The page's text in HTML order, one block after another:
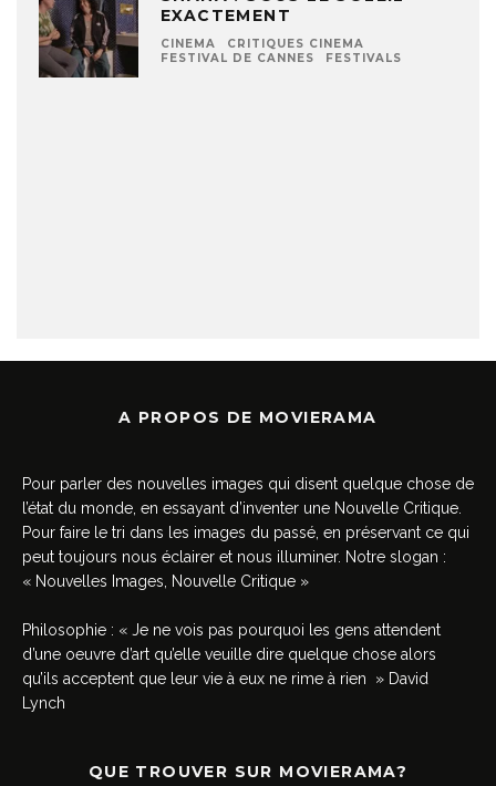
EXACTEMENT
CINEMA
CRITIQUES CINEMA
FESTIVAL DE CANNES
FESTIVALS
A PROPOS DE MOVIERAMA
Pour parler des nouvelles images qui disent quelque chose de
l’état du monde, en essayant d’inventer une Nouvelle Critique.
Pour faire le tri dans les images du passé, en préservant ce qui
peut toujours nous éclairer et nous illuminer. Notre slogan :
« Nouvelles Images, Nouvelle Critique »
Philosophie : « Je ne vois pas pourquoi les gens attendent
d’une oeuvre d’art qu’elle veuille dire quelque chose alors
qu’ils acceptent que leur vie à eux ne rime à rien » David
Lynch
QUE TROUVER SUR MOVIERAMA?